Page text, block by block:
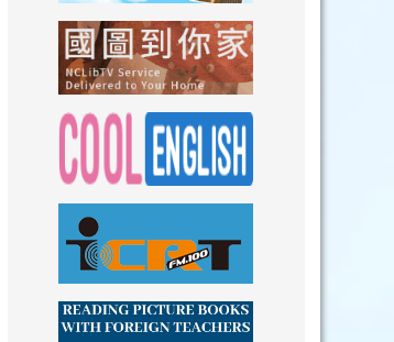
link to https://
link to https://
link to http://www.icrt.com.tw/